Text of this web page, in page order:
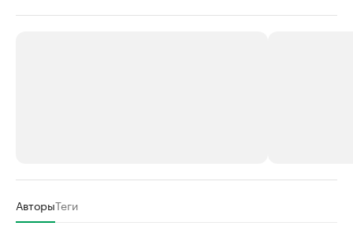
Крупнейшие производители и
АвторыТеги